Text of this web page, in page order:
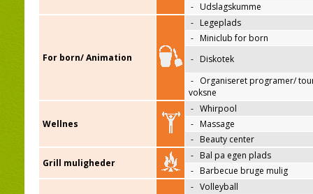
- Udslagskumme
For born/ Animation
- Legeplads
- Miniclub for born
- Diskotek
- Organiseret programer/
voksne
Wellnes
- Whirpool
- Massage
- Beauty center
Grill muligheder
- Bal pa egen plads
- Barbecue bruge mulig
- Volleyball